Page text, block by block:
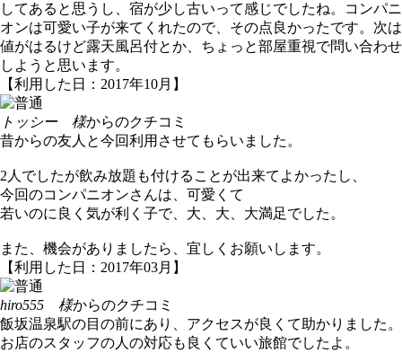
してあると思うし、宿が少し古いって感じでしたね。コンパニ
オンは可愛い子が来てくれたので、その点良かったです。次は
値がはるけど露天風呂付とか、ちょっと部屋重視で問い合わせ
しようと思います。
【利用した日：2017年10月】
トッシー 様からのクチコミ
昔からの友人と今回利用させてもらいました。
2人でしたが飲み放題も付けることが出来てよかったし、
今回のコンパニオンさんは、可愛くて
若いのに良く気が利く子で、大、大、大満足でした。
また、機会がありましたら、宜しくお願いします。
【利用した日：2017年03月】
hiro555 様からのクチコミ
飯坂温泉駅の目の前にあり、アクセスが良くて助かりました。
お店のスタッフの人の対応も良くていい旅館でしたよ。